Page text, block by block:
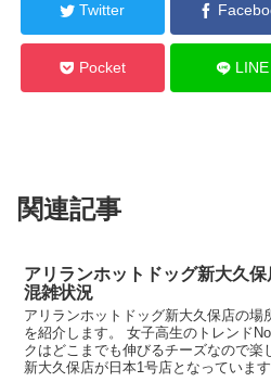
Twitter
Pocket LINE
関連記事
アリランホットドッグ新大久
混雑状況
アリランホットドッグ新大久保店の場
を紹介します。 女子高生のトレンド
クはどこまでも伸びるチーズなので楽
新大久保店が日本1号店となっていま